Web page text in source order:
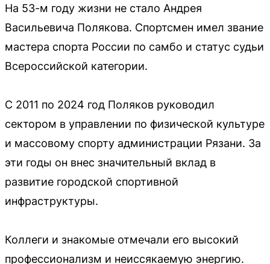
На 53-м году жизни не стало Андрея
Васильевича Полякова. Спортсмен имел звание
мастера спорта России по самбо и статус судьи
Всероссийской категории.
С 2011 по 2024 год Поляков руководил
сектором в управлении по физической культуре
и массовому спорту администрации Рязани. За
эти годы он внес значительный вклад в
развитие городской спортивной
инфраструктуры.
Коллеги и знакомые отмечали его высокий
профессионализм и неиссякаемую энергию.